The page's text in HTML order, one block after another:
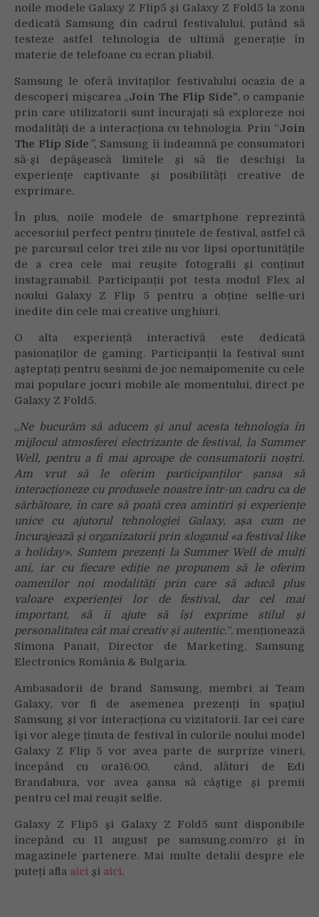
noile modele Galaxy Z Flip5 și Galaxy Z Fold5 la zona
dedicată Samsung din cadrul festivalului, putând să
testeze astfel tehnologia de ultimă generație în
materie de telefoane cu ecran pliabil.
Samsung le oferă invitaților festivalului ocazia de a
descoperi mișcarea „Join The Flip Side”, o campanie
prin care utilizatorii sunt încurajați să exploreze noi
modalități de a interacționa cu tehnologia. Prin “Join
The Flip Side ”, Samsung îi îndeamnă pe consumatori
să-și depășească limitele și să fie deschiși la
experiențe captivante și posibilități creative de
exprimare.
În plus, noile modele de smartphone reprezintă
accesoriul perfect pentru ținutele de festival, astfel că
pe parcursul celor trei zile nu vor lipsi oportunitățile
de a crea cele mai reușite fotografii și conținut
instagramabil. Participanții pot testa modul Flex al
noului Galaxy Z Flip 5 pentru a obține selfie-uri
inedite din cele mai creative unghiuri.
O alta experiență interactivă este dedicată
pasionaților de gaming. Participanții la festival sunt
așteptați pentru sesiuni de joc nemaipomenite cu cele
mai populare jocuri mobile ale momentului, direct pe
Galaxy Z Fold5.
„Ne bucurăm să aducem și anul acesta tehnologia în
mijlocul atmosferei electrizante de festival, la Summer
Well, pentru a fi mai aproape de consumatorii noștri.
Am vrut să le oferim participanților șansa să
interacționeze cu produsele noastre într-un cadru ca de
sărbătoare, în care să poată crea amintiri și experiențe
unice cu ajutorul tehnologiei Galaxy, așa cum ne
încurajează și organizatorii prin sloganul «a festival like
a holiday». Suntem prezenți la Summer Well de mulți
ani, iar cu fiecare ediție ne propunem să le oferim
oamenilor noi modalități prin care să aducă plus
valoare experienței lor de festival, dar cel mai
important, să îi ajute să își exprime stilul și
personalitatea cât mai creativ și autentic.”, menționează
Simona Panait, Director de Marketing, Samsung
Electronics România & Bulgaria.
Ambasadorii de brand Samsung, membri ai Team
Galaxy, vor fi de asemenea prezenți în spațiul
Samsung și vor interacționa cu vizitatorii. Iar cei care
își vor alege ținuta de festival în culorile noului model
Galaxy Z Flip 5 vor avea parte de surprize vineri,
începând cu ora16:00, când, alături de Edi
Brandabura, vor avea șansa să câștige și premii
pentru cel mai reușit selfie.
Galaxy Z Flip5 și Galaxy Z Fold5 sunt disponibile
începând cu 11 august pe samsung.com/ro și în
magazinele partenere. Mai multe detalii despre ele
puteți afla aici și aici.